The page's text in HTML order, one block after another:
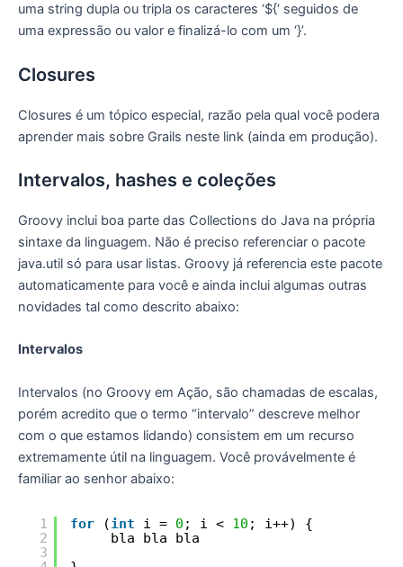
uma string dupla ou tripla os caracteres ‘${‘ seguidos de
uma expressão ou valor e finalizá-lo com um ‘}’.
Closures
Closures é um tópico especial, razão pela qual você podera
aprender mais sobre Grails neste link (ainda em produção).
Intervalos, hashes e coleções
Groovy inclui boa parte das Collections do Java na própria
sintaxe da linguagem. Não é preciso referenciar o pacote
java.util só para usar listas. Groovy já referencia este pacote
automaticamente para você e ainda inclui algumas outras
novidades tal como descrito abaixo:
Intervalos
Intervalos (no Groovy em Ação, são chamadas de escalas,
porém acredito que o termo “intervalo” descreve melhor
com o que estamos lidando) consistem em um recurso
extremamente útil na linguagem. Você provávelmente é
familiar ao senhor abaixo:
1
2
3
for (int i = 0 ; i < 10 ; i++) {
bla bla bla